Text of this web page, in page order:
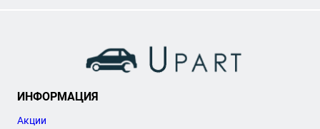
ИНФОРМАЦИЯ
Акции